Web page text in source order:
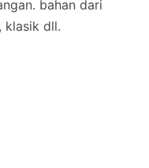
bahan dari
klasik dll.